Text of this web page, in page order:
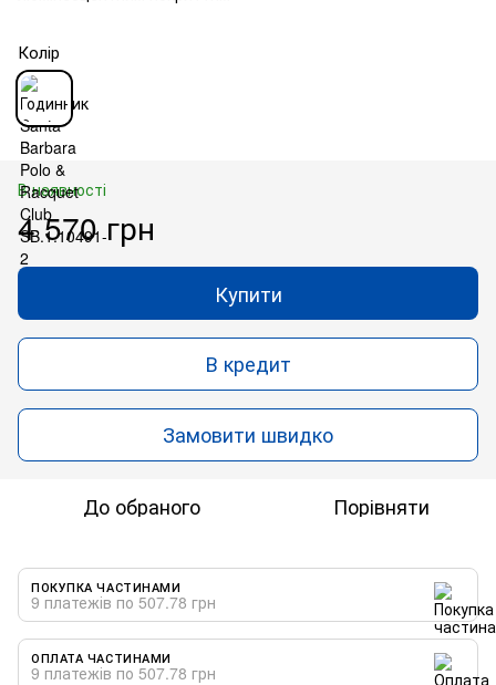
Колір
В наявності
4 570 грн
Купити
В кредит
Замовити швидко
До обраного Порівняти
ПОКУПКА ЧАСТИНАМИ
9 платежів по 507.78 грн
ОПЛАТА ЧАСТИНАМИ
9 платежів по 507.78 грн